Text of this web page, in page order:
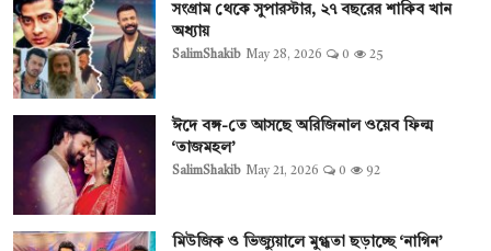
সংগ্রাম থেকে সুপারস্টার, ২৭ বছরের শাকিব খান
অধ্যায়
SalimShakib May 28, 2026 0 25
ঈদে বঙ্গ-তে আসছে অরিজিনাল ওয়েব ফিল্ম
‘তাজমহল’
SalimShakib May 21, 2026 0 92
মিউজিক ও ভিজ্যুয়ালে মুগ্ধতা ছড়াচ্ছে ‘নাগিন’